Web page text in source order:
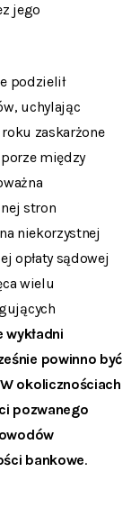
jego
podzielił
uchylając
zaskarżone
między
stron
niekorzystnej
opłaty sądowej
wielu
powinno być
okolicznościach
pozwanego
bankowe.